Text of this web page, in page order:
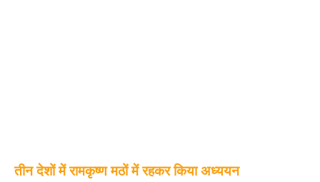
तीन देशों में रामकृष्ण मठों में रहकर किया अध्ययन